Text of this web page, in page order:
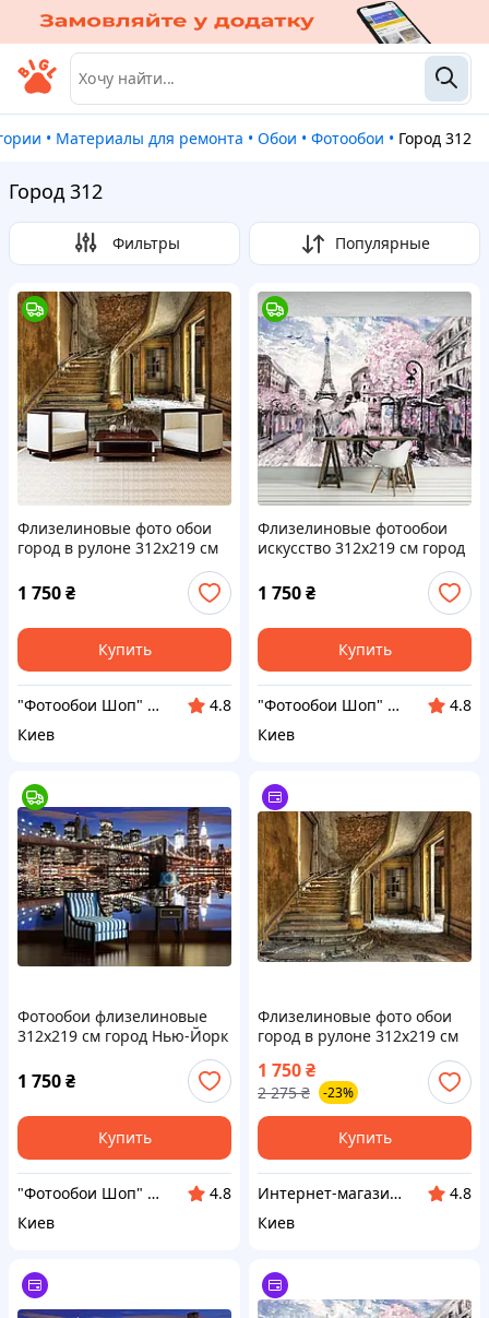
• Материалы для ремонта • Обои • Фотообои • Город 312
Город 312
Фильтры Популярные
Флизелиновые фото обои
город в рулоне 312x219 см
лестница (12619VEXXL)+клей
1 750₴
Купить
"Фотообои Шоп" Интернет магазин
4.8
Киев
Флизелиновые фотообои
искусство 312x219 см город
(11470VEXXL)+клей
1 750₴
Купить
"Фотообои Шоп" Интернет магазин
4.8
Киев
Фотообои флизелиновые
312х219 см город Нью-Йорк
(1670VEXXL)+клей
1 750₴
Купить
"Фотообои Шоп" Интернет магазин
4.8
Киев
Флизелиновые фото обои
город в рулоне 312x219 см
лестница (12619VEXXL)
Лучшее качество
1 750₴
2 275 ₴ -23%
Купить
Интернет-магазин "Little Sam"
4.8
Киев